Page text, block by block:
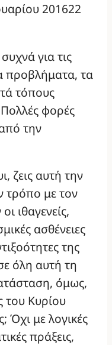
201622
για τις
προβλήματα, τα
τόπους
φορές
την
ζεις αυτή την
τρόπο με τον
ιθαγενείς,
ασθένειες
της
όλη αυτή τη
όμως,
του Κυρίου
Όχι με λογικές
πράξεις,